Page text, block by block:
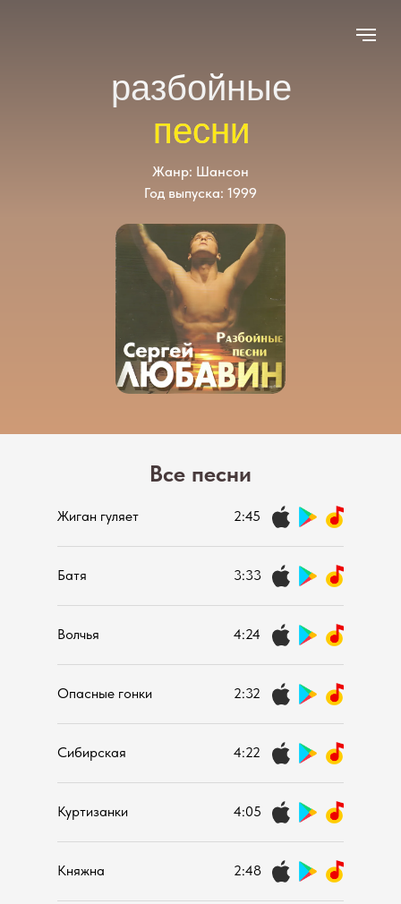
разбойные
песни
Жанр: Шансон
Год выпуска: 1999
Все песни
Жиган гуляет 2:45
Батя 3:33
Волчья 4:24
Опасные гонки 2:32
Сибирская 4:22
Куртизанки 4:05
Княжна 2:48